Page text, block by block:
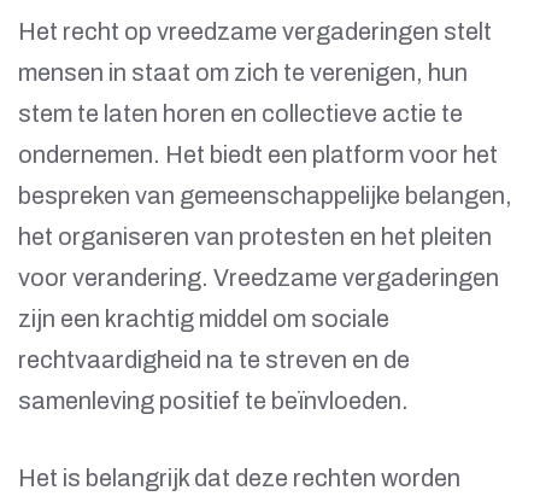
Het recht op vreedzame vergaderingen stelt
mensen in staat om zich te verenigen, hun
stem te laten horen en collectieve actie te
ondernemen. Het biedt een platform voor het
bespreken van gemeenschappelijke belangen,
het organiseren van protesten en het pleiten
voor verandering. Vreedzame vergaderingen
zijn een krachtig middel om sociale
rechtvaardigheid na te streven en de
samenleving positief te beïnvloeden.
Het is belangrijk dat deze rechten worden